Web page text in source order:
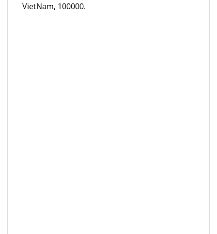
VietNam, 100000.